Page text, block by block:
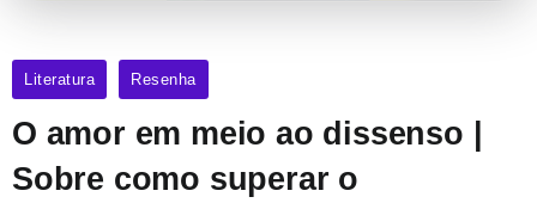
Literatura Resenha
O amor em meio ao dissenso |
Sobre como superar o